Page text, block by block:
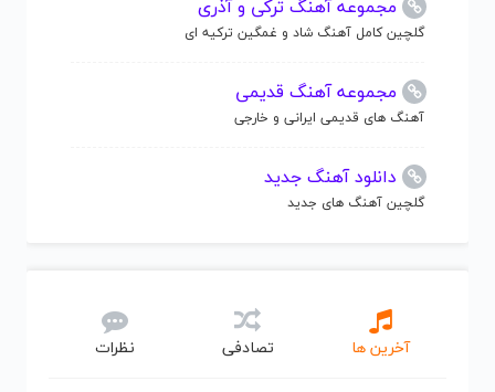
مجموعه آهنگ ترکی و آذری
گلچین کامل آهنگ شاد و غمگین ترکیه ای
مجموعه آهنگ قدیمی
آهنگ های قدیمی ایرانی و خارجی
دانلود آهنگ جدید
گلچین آهنگ های جدید
آخرین ها تصادفی نظرات